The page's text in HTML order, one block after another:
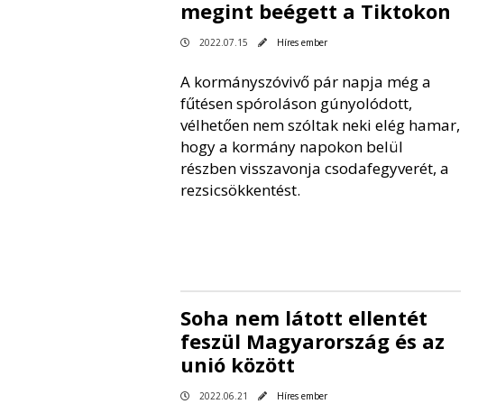
megint beégett a Tiktokon
2022.07.15 Híres ember
A kormányszóvivő pár napja még a
fűtésen spóroláson gúnyolódott,
vélhetően nem szóltak neki elég hamar,
hogy a kormány napokon belül
részben visszavonja csodafegyverét, a
rezsicsökkentést.
Soha nem látott ellentét
feszül Magyarország és az
unió között
2022.06.21 Híres ember